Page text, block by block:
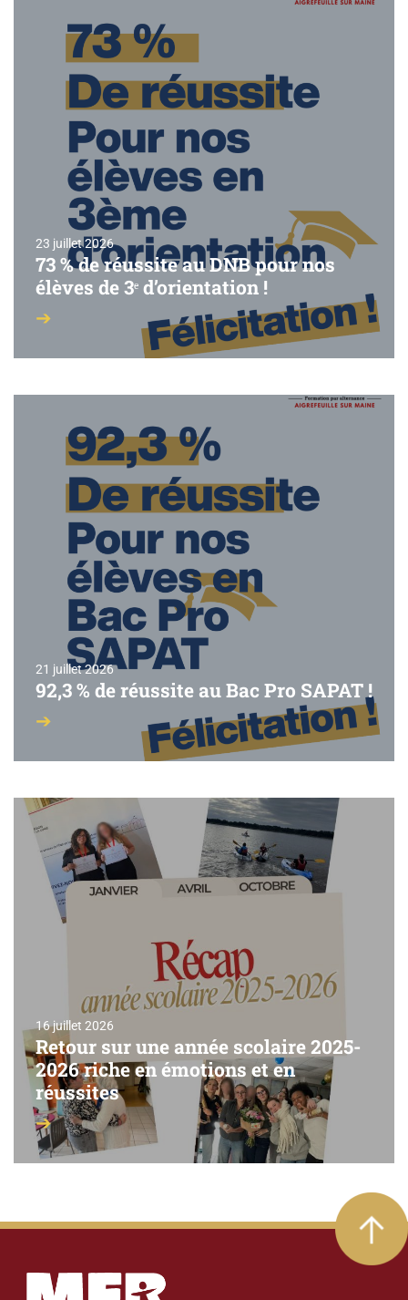
23 juillet 2026
73 % de réussite au DNB pour nos
élèves de 3ᵉ d’orientation !
21 juillet 2026
92,3 % de réussite au Bac Pro SAPAT !
16 juillet 2026
Retour sur une année scolaire 2025-
2026 riche en émotions et en
réussites